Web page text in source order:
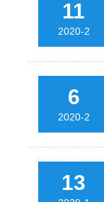
11
2020-2
6
2020-2
13